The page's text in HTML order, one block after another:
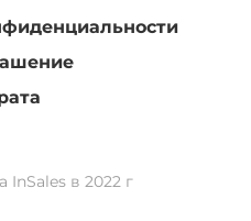
InSales в 2022 г